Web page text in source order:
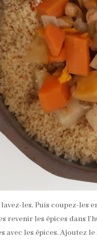
les. Puis coupez-les
revenir les épices dans
avec les épices. Ajoutez